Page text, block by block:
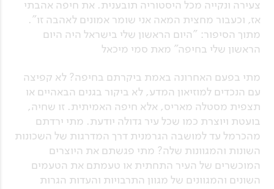
צעירה ונקייה מכל היסטוריה תובענית. את חיפה אהבתי
אז, וכעבור מחצית המאה אני שומר אמונים לאהבה זו".
מתוך הסיפור: "היום הראשון שלי בישראל היה היום
הראשון שלי בחיפה" מאת סמי מיכאל
מתי בפעם האחרונה באמת ביקרתם בחיפה? לא קפיצה
עם הנכדים למוזיאון המדע, לא ביקור בגנים הבאהיים או
תצפית מסטלה מאריס, אלא חיפה האמיתית. זו שחיה,
בועטת ויוצרת כמו שכל עיר גדולה יודעת. מתי ירדתם
מהכרמל עד למושבה הגרמנית דרך המדרגות של השכונות
השונות והמגוונות שלה? מתי פגשתם את היוצרים
המוכשרים של העיר התחתית או טעמתם את הטעמים
השונים והמגוונים של מגוון התרבויות והעדות הגרות